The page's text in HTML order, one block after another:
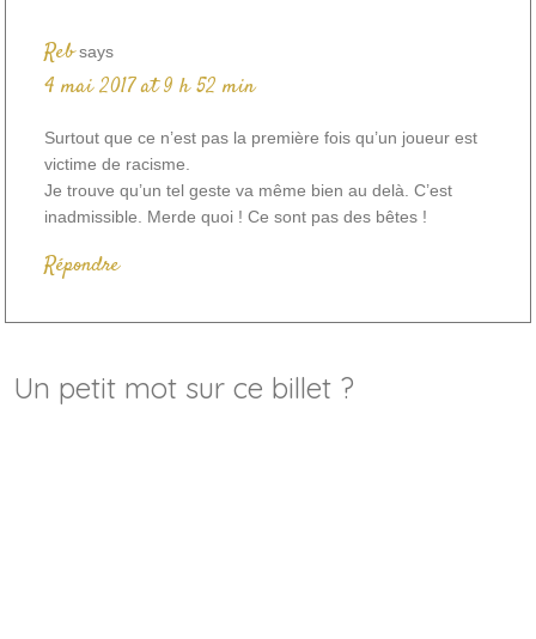
Reb says
4 mai 2017 at 9 h 52 min
Surtout que ce n’est pas la première fois qu’un joueur est
victime de racisme.
Je trouve qu’un tel geste va même bien au delà. C’est
inadmissible. Merde quoi ! Ce sont pas des bêtes !
Répondre
Un petit mot sur ce billet ?